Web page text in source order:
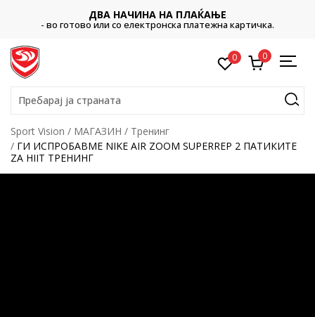
ДВА НАЧИНА НА ПЛАЌАЊЕ
- во готово или со електронска платежна картичка.
0 0
Пребарај ја страната
Sport Vision МАГАЗИН
Тренинг
ГИ ИСПРОБАВМЕ NIKE AIR ZOOM SUPERREP 2 ПАТИКИТЕ
ZA HIIT ТРЕНИНГ